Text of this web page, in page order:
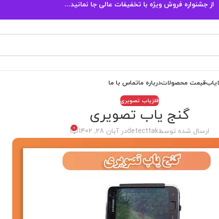
از جشنواره فروش ویژه با تخفیفات عالی جا نمانید...
قیمت محصولاتدرباره ماتماس با ما
فلزیاب تصویری
گنج یاب تصویری
ارسال شده توسطdetecttakدر آبان 28, 1402 0